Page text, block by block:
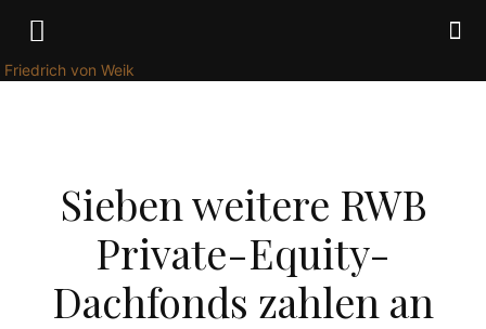
Friedrich von Weik
Sieben weitere RWB
Private-Equity-
Dachfonds zahlen an